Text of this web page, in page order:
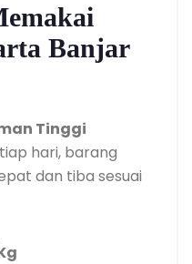
Banjar
Tinggi
hari, barang
dan tiba sesuai